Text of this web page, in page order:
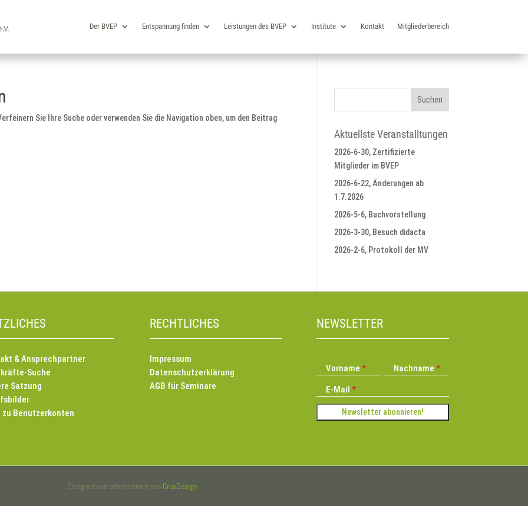
Der BVEP Entspannung finden Leistungen des BVEP Institute Kontakt Mitgliederbereich
Sie Ihre Suche oder verwenden Sie die Navigation oben, um den Beitrag
Aktuellste Veranstalltungen
2026-6-30, Zertifizierte
Mitglieder im BVEP
2026-6-22, Änderungen ab
1.7.2026
2026-5-6, Buchvorstellung
2026-3-30, Besuch didacta
2026-2-6, Protokoll der MV
& Ansprechpartner
Suche
Satzung
Benutzerkonten
RECHTLICHES
Impressum
Datenschutzerklärung
AGB für Seminare
NEWSLETTER
Vorname
Nachname
E-Mail
Designed und administriert von CruxDesign